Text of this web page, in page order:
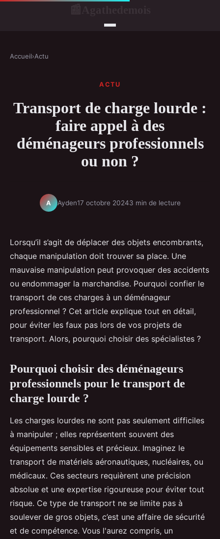
Accueil›Actu
ACTU
Transport de charge lourde :
faire appel à des
déménageurs professionnels
ou non ?
A Ayden17 octobre 20243 min de lecture
Lorsqu’il s’agit de déplacer des objets encombrants,
chaque manipulation doit trouver sa place. Une
mauvaise manipulation peut provoquer des accidents
ou endommager la marchandise. Pourquoi confier le
transport de ces charges à un déménageur
professionnel ? Cet article explique tout en détail,
pour éviter les faux pas lors de vos projets de
transport. Alors, pourquoi choisir des spécialistes ?
Pourquoi choisir des déménageurs
professionnels pour le transport de
charge lourde ?
Les charges lourdes ne sont pas seulement difficiles
à manipuler ; elles représentent souvent des
équipements sensibles et précieux. Imaginez le
transport de matériels aéronautiques, nucléaires, ou
médicaux. Ces secteurs requièrent une précision
absolue et une expertise rigoureuse pour éviter tout
risque. Ce type de transport ne se limite pas à
soulever de gros objets, c’est une affaire de sécurité
et de compétence. Vous l'aurez compris, un